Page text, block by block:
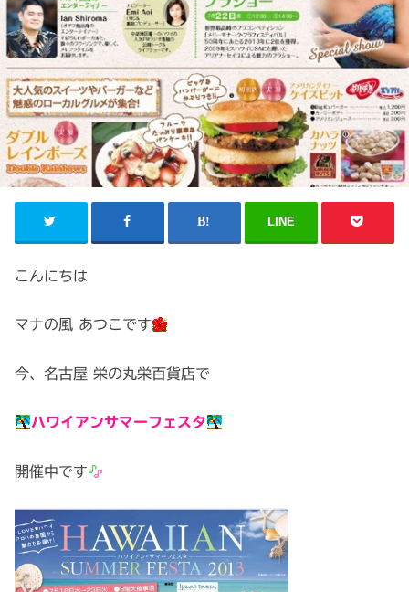
LINE
こんにちは
マナの風 あつこです
今、名古屋 栄の丸栄百貨店で
ハワイアンサマーフェスタ
開催中です